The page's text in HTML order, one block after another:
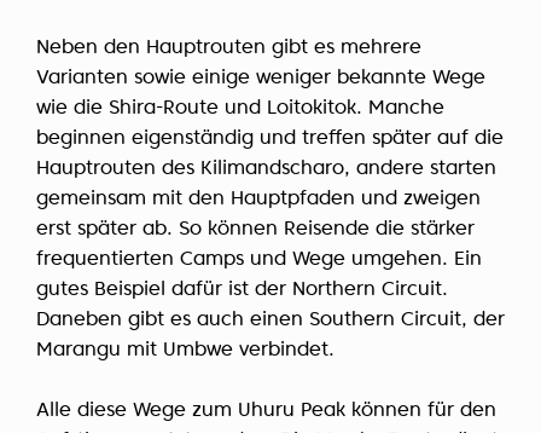
Neben den Hauptrouten gibt es mehrere
Varianten sowie einige weniger bekannte Wege
wie die Shira-Route und Loitokitok. Manche
beginnen eigenständig und treffen später auf die
Hauptrouten des Kilimandscharo, andere starten
gemeinsam mit den Hauptpfaden und zweigen
erst später ab. So können Reisende die stärker
frequentierten Camps und Wege umgehen. Ein
gutes Beispiel dafür ist der Northern Circuit.
Daneben gibt es auch einen Southern Circuit, der
Marangu mit Umbwe verbindet.
Alle diese Wege zum Uhuru Peak können für den